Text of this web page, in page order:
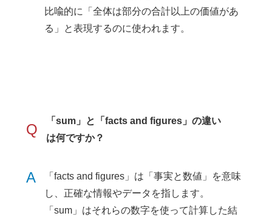
比喩的に「全体は部分の合計以上の価値があ
る」と表現するのに使われます。
Q
「sum」と「facts and figures」の違い
は何ですか？
A
「facts and figures」は「事実と数値」を意味
し、正確な情報やデータを指します。
「sum」はそれらの数字を使って計算した結